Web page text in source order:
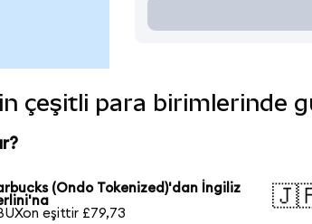
çeşitli para birimlerinde
(Ondo Tokenized)'dan İngiliz
eşittir £79,73